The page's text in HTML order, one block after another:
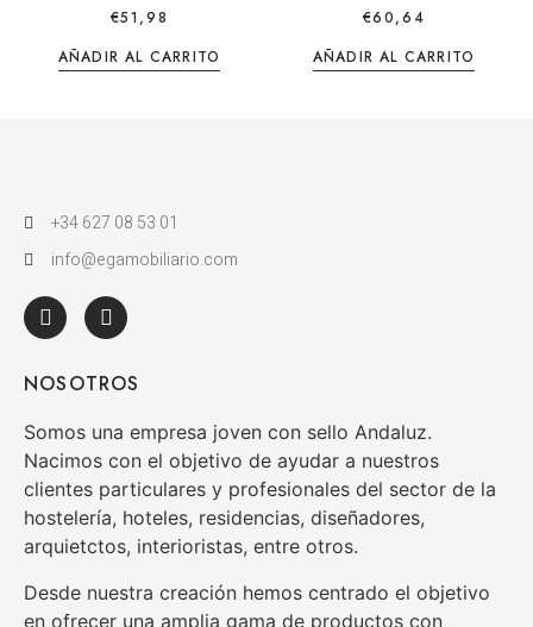
€51,98
AÑADIR AL CARRITO
€60,64
AÑADIR AL CARRITO
+34 627 08 53 01
info@egamobiliario.com
NOSOTROS
Somos una empresa joven con sello Andaluz.
Nacimos con el objetivo de ayudar a nuestros
clientes particulares y profesionales del sector de la
hostelería, hoteles, residencias, diseñadores,
arquietctos, interioristas, entre otros.
Desde nuestra creación hemos centrado el objetivo
en ofrecer una amplia gama de productos con